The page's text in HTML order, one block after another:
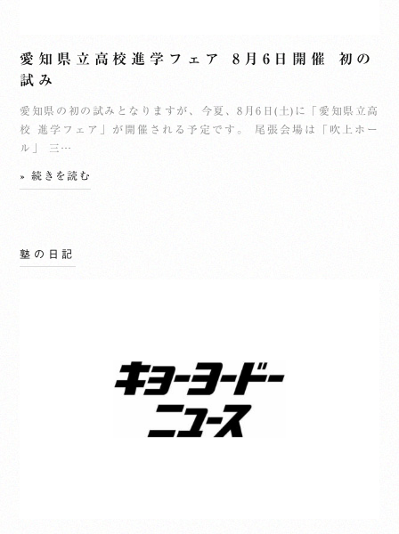
愛知県立高校進学フェア 8月6日開催 初の
試み
愛知県の初の試みとなりますが、今夏、8月6日(土)に「愛知県立高
校 進学フェア」が開催される予定です。 尾張会場は「吹上ホー
ル」 三…
» 続きを読む
塾の日記